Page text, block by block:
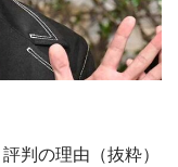
判の理由（抜粋）